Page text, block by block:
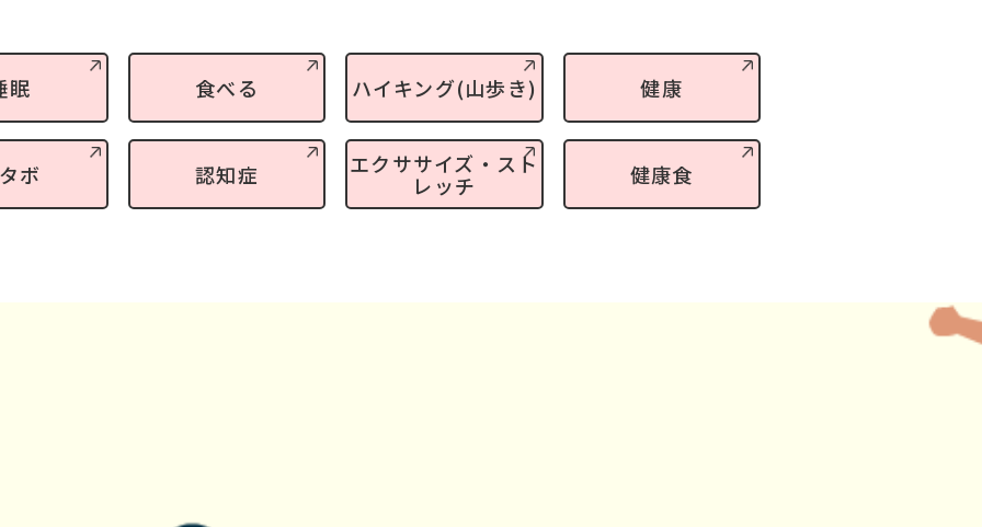
眠 食べる ハイキング(山歩き) 健康
ボ 認知症 エクササイズ・スト
レッチ 健康食